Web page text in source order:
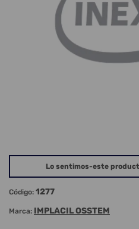
Lo sentimos-este
Código: 1277
Marca: IMPLACIL OSSTEM